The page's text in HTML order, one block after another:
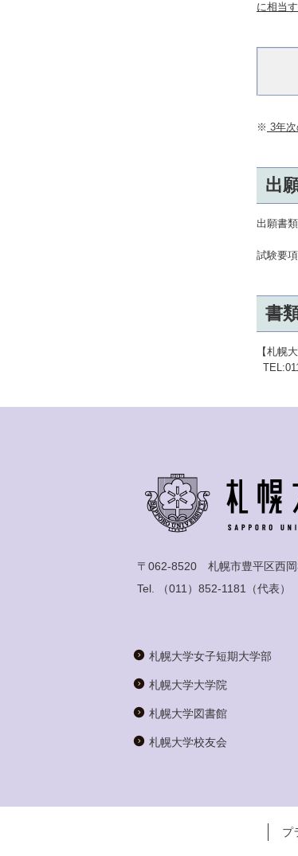
に相当
※ 3年
出
出願書
試験要
書
【札幌
〒062-8520 札幌市豊平区西
Tel.
（011）852-1181 （代表）
札幌大学女子短期大学部
札幌大学大学院
札幌大学図書館
札幌大学校友会
プ